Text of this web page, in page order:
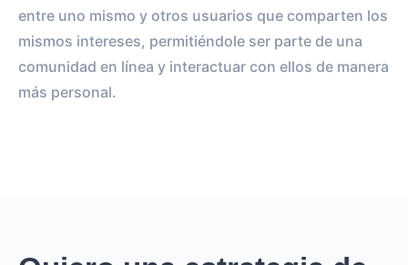
entre uno mismo y otros usuarios que comparten los
mismos intereses, permitiéndole ser parte de una
comunidad en línea y interactuar con ellos de manera
más personal.